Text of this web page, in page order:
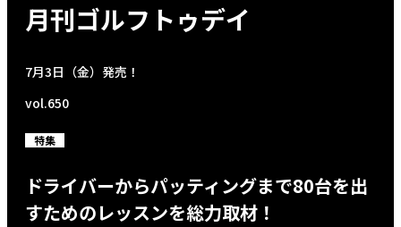
月刊ゴルフトゥデイ
7月3日（金）発売！
vol.650
特集
ドライバーからパッティングまで80台を出
すためのレッスンを総力取材！